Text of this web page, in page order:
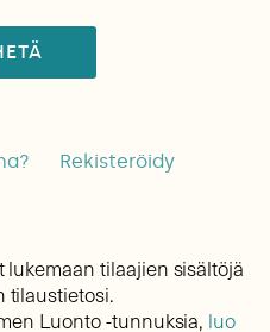
Rekisteröidy
tilaajien sisältöjä
tilaustietosi.
Luonto -tunnuksia, luo